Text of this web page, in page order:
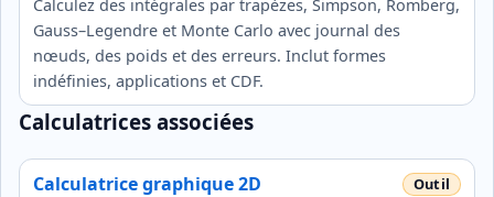
Calculez des intégrales par trapèzes, Simpson, Romberg,
Gauss–Legendre et Monte Carlo avec journal des
nœuds, des poids et des erreurs. Inclut formes
indéfinies, applications et CDF.
Calculatrices associées
Calculatrice graphique 2D